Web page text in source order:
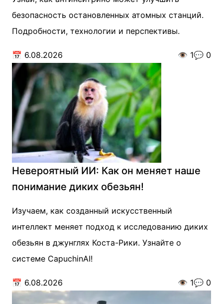
безопасность остановленных атомных станций.
Подробности, технологии и перспективы.
📅 6.08.2026 👁️ 1💬 0
Невероятный ИИ: Как он меняет наше
понимание диких обезьян!
Изучаем, как созданный искусственный
интеллект меняет подход к исследованию диких
обезьян в джунглях Коста-Рики. Узнайте о
системе CapuchinAI!
📅 6.08.2026 👁️ 1💬 0